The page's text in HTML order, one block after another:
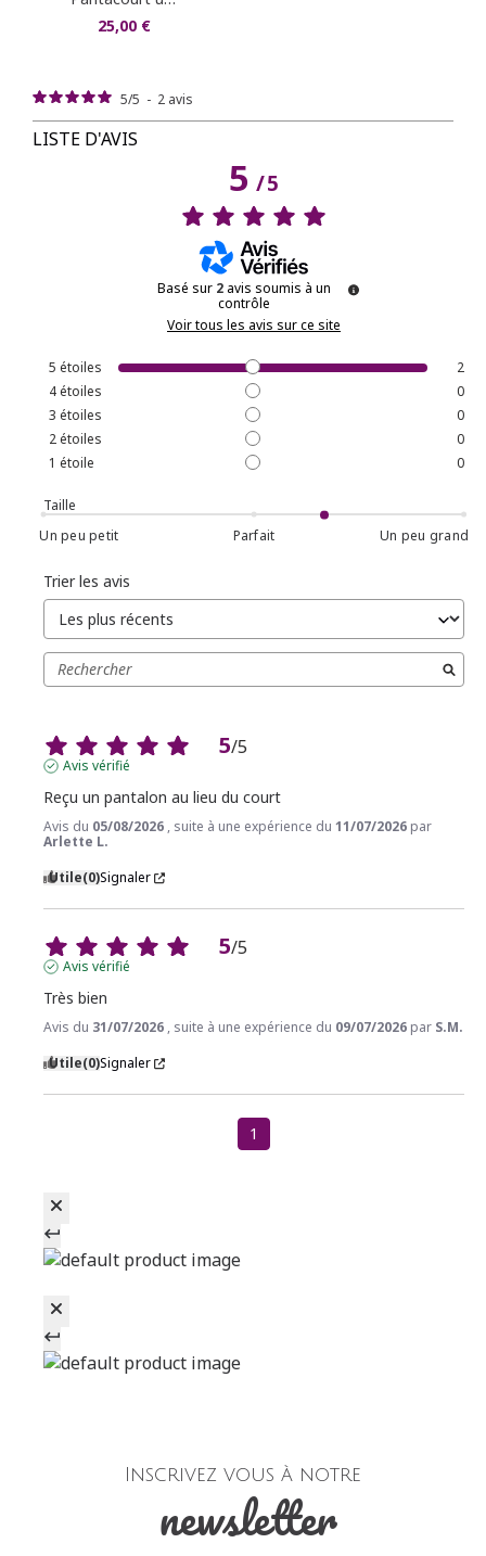
25,00 €
5/5 - 2 avis
LISTE D'AVIS
5/5
Basé sur 2 avis soumis à un
contrôle
Voir tous les avis sur ce site
5 étoiles
2
4étoiles
0
3 étoiles
0
2étoiles
0
1 étoile 0
Taille
Un peu petit
Parfait Un peu grand
Trier les avis
5/5
Avis vérifié
Reçu un pantalon au lieu du court
Avis du 05/08/2026 , suite à une expérience du 11/07/2026 par
Arlette L.
Utile(0)Signaler
5/5
Avis vérifié
Très bien
Avis du 31/07/2026 , suite à une expérience du 09/07/2026 par S.M.
Utile(0)Signaler
1
Inscrivez vous à notre
newsletter